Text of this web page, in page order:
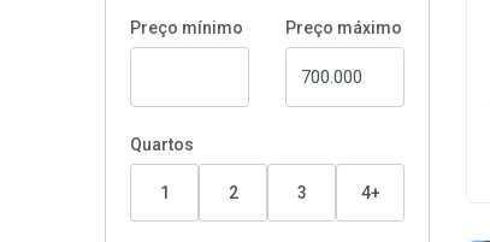
Preço mínimo Preço máximo
Quartos
1 2 3 4+